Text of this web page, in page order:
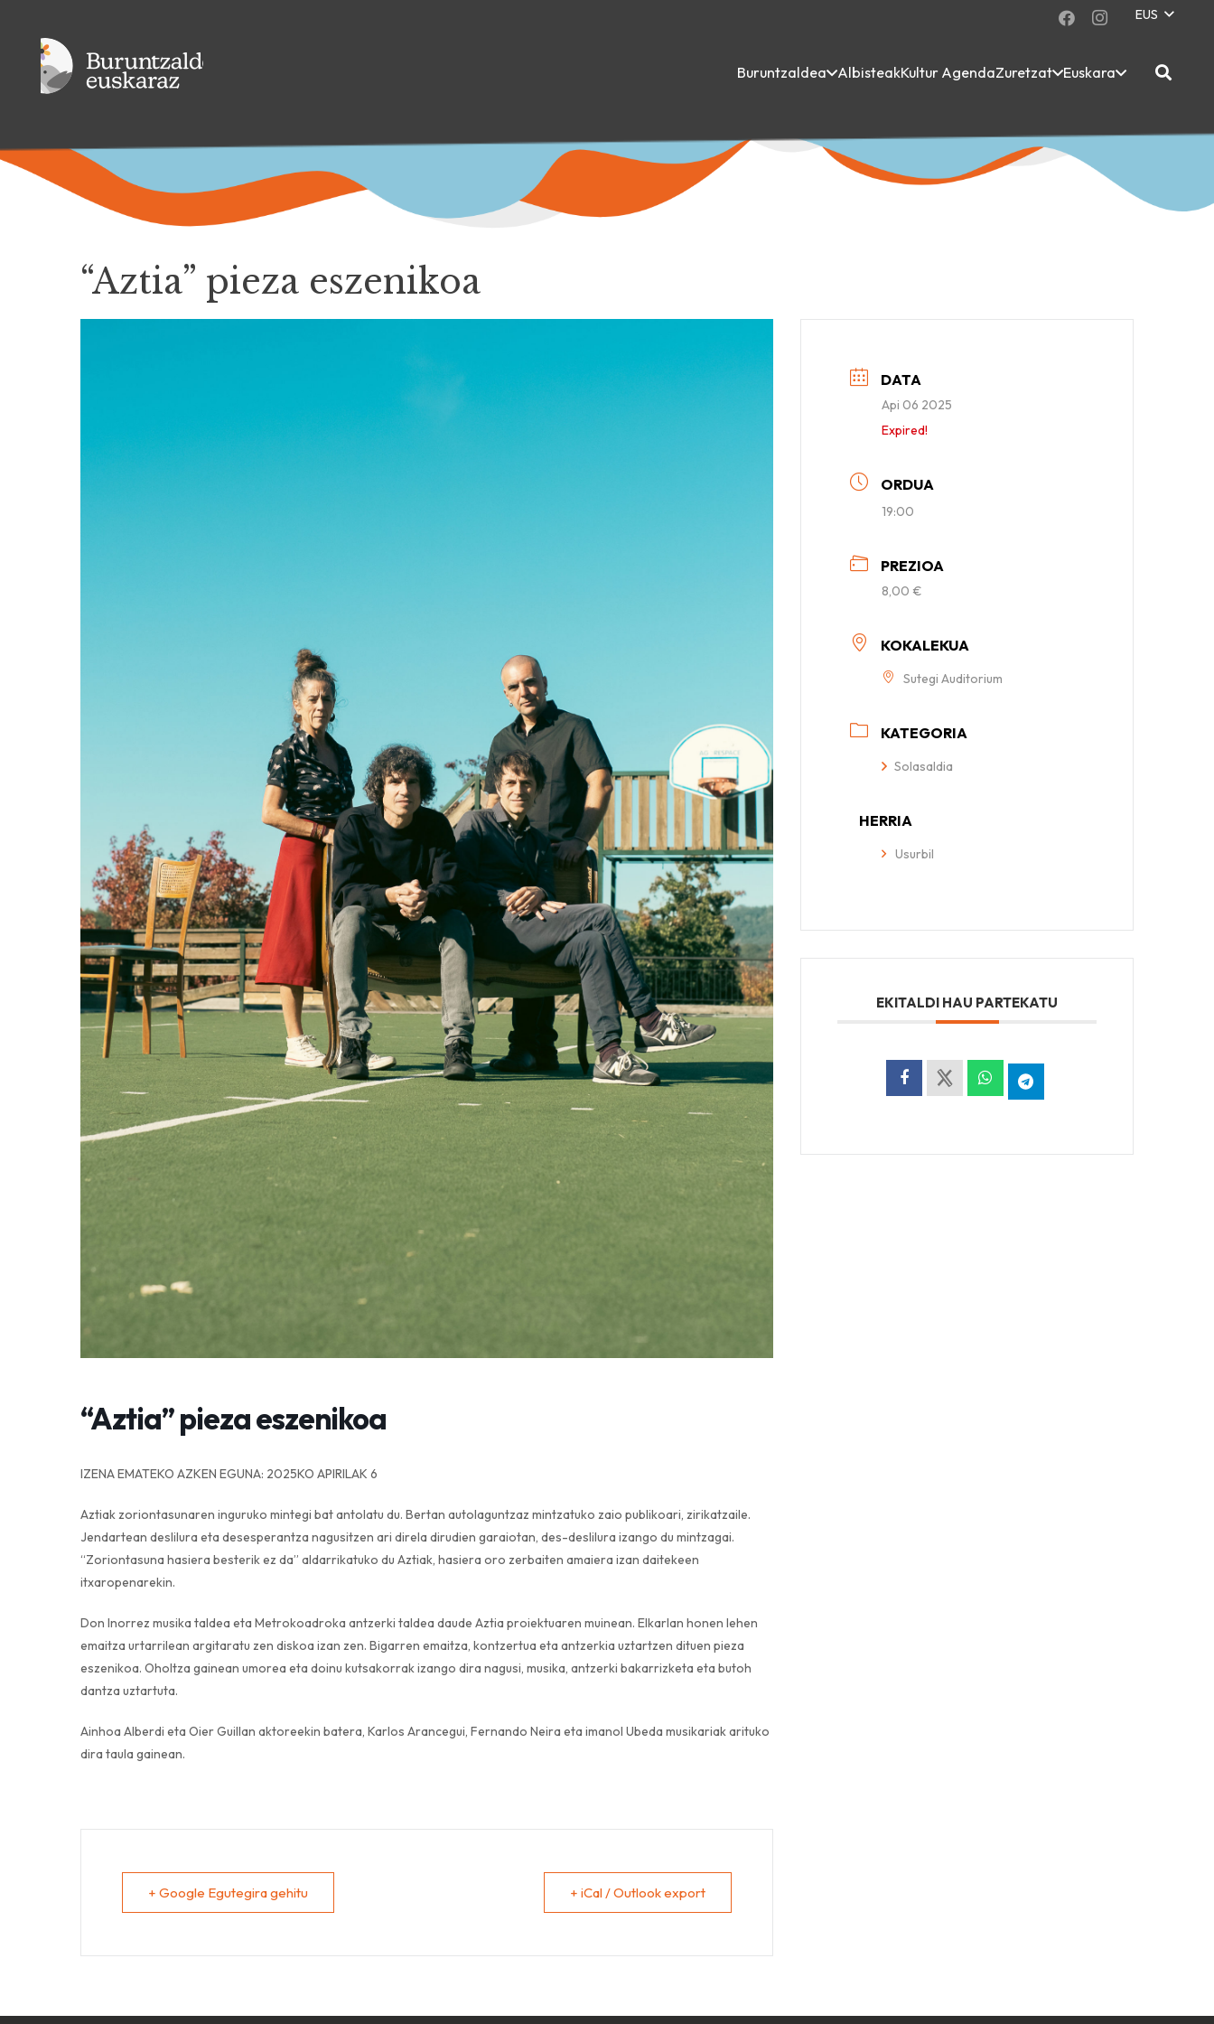
EUS
Buruntzaldea AlbisteakKultur AgendaZuretzat Euskara
“Aztia” pieza eszenikoa
“Aztia” pieza eszenikoa
IZENA EMATEKO AZKEN EGUNA: 2025KO APIRILAK 6
Aztiak zoriontasunaren inguruko mintegi bat antolatu du. Bertan autolaguntzaz mintzatuko zaio publikoari, zirikatzaile.
Jendartean deslilura eta desesperantza nagusitzen ari direla dirudien garaiotan, des-deslilura izango du mintzagai.
“Zoriontasuna hasiera besterik ez da” aldarrikatuko du Aztiak, hasiera oro zerbaiten amaiera izan daitekeen
itxaropenarekin.
Don Inorrez musika taldea eta Metrokoadroka antzerki taldea daude Aztia proiektuaren muinean. Elkarlan honen lehen
emaitza urtarrilean argitaratu zen diskoa izan zen. Bigarren emaitza, kontzertua eta antzerkia uztartzen dituen pieza
eszenikoa. Oholtza gainean umorea eta doinu kutsakorrak izango dira nagusi, musika, antzerki bakarrizketa eta butoh
dantza uztartuta.
Ainhoa Alberdi eta Oier Guillan aktoreekin batera, Karlos Arancegui, Fernando Neira eta imanol Ubeda musikariak arituko
dira taula gainean.
+ Google Egutegira gehitu + iCal / Outlook export
DATA
Api 06 2025
Expired!
ORDUA
19:00
PREZIOA
8,00 €
KOKALEKUA
Sutegi Auditorium
KATEGORIA
Solasaldia
HERRIA
Usurbil
EKITALDI HAU PARTEKATU